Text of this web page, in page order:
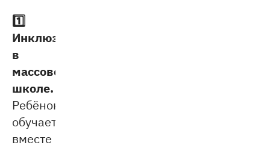
1️⃣
Инклюзия
в
массовой
школе.
Ребёнок
обучается
вместе